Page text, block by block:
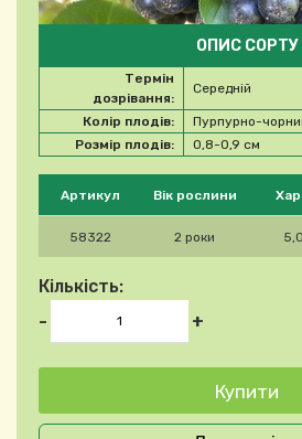
Будь ласка, виберіть
Артикул Вік рослини
58322 2 роки
Кількість:
-
+
ОПИС СОРТУ
Термін
дозрівання:
Середній
Колір плодів:
Пурпурно-
Розмір плодів:
0,8-0,9 см